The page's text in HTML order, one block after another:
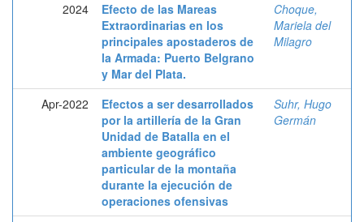
2024
Efecto de las Mareas
Extraordinarias en los
principales apostaderos de
la Armada: Puerto Belgrano
y Mar del Plata.
Choque,
Mariela del
Milagro
Apr-2022
Efectos a ser desarrollados
por la artillería de la Gran
Unidad de Batalla en el
ambiente geográfico
particular de la montaña
durante la ejecución de
operaciones ofensivas
Suhr, Hugo
Germán